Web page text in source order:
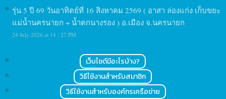
รุ่น 5 ปี 69 วันอาทิตย์ที่ 16 สิงหาคม 2569 ( อาสา ล่องแก่ง เก็บขยะ
แม่น้ำนครนายก + น้ำตกนางรอง ) อ.เมือง จ.นครนายก
24 July 2026 at 14 : 27 PM
เว็บไซต์มีอะไรบ้าง?
วิธีใช้งานสำหรับสมาชิก
วิธีใช้งานสำหรับองค์กรเครือข่าย